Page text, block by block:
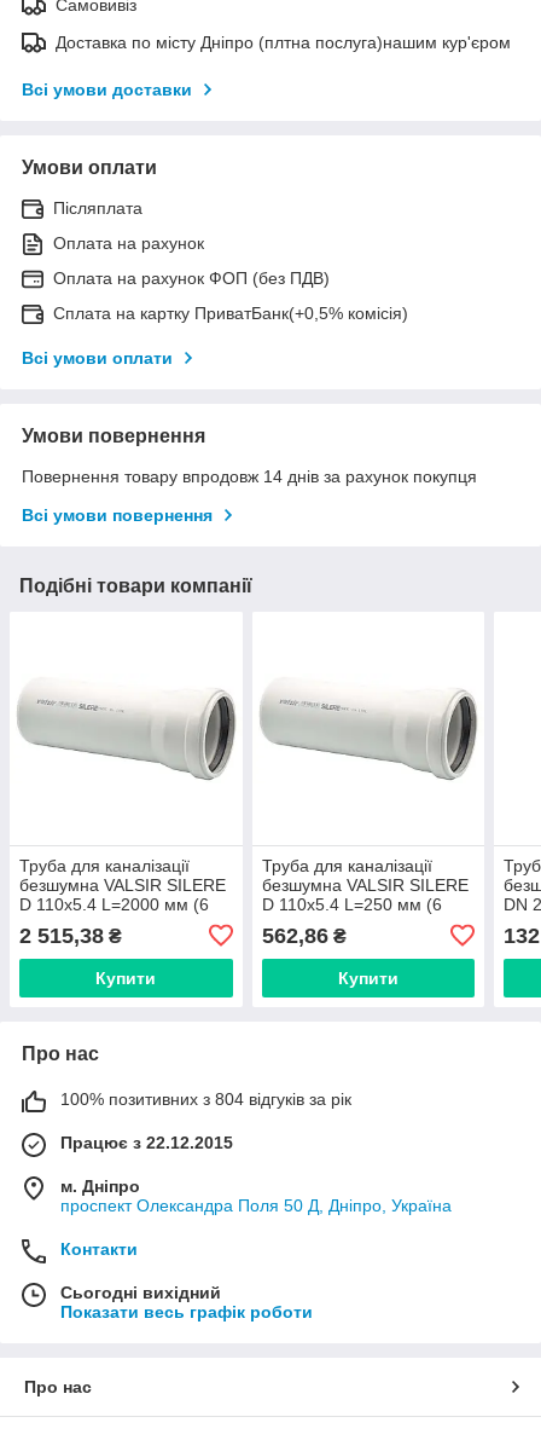
Самовивіз
Доставка по місту Дніпро (плтна послуга)нашим кур'єром
Всі умови доставки
Умови оплати
Післяплата
Оплата на рахунок
Оплата на рахунок ФОП (без ПДВ)
Сплата на картку ПриватБанк(+0,5% комісія)
Всі умови оплати
Умови повернення
Повернення товару впродовж 14 днів за рахунок покупця
Всі умови повернення
Подібні товари компанії
Труба для каналізації
безшумна VALSIR SILERE
D 110x5.4 L=2000 мм (6
2 515,38 ₴
Купити
Труба для каналізації
безшумна VALSIR SILERE
D 110x5.4 L=250 мм (6
562,86₴
Купити
DN
Про нас
100% позитивних з 804 відгуків за рік
Працює з 22.12.2015
м. Дніпро
проспект Олександра Поля 50 Д, Дніпро, Україна
Контакти
Сьогодні вихідний
Показати весь графік роботи
Про нас